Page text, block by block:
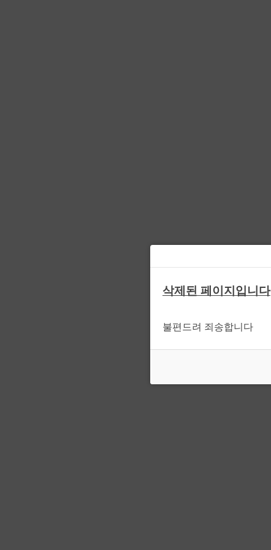
삭제된 페이지입니다
불편드려 죄송합니다